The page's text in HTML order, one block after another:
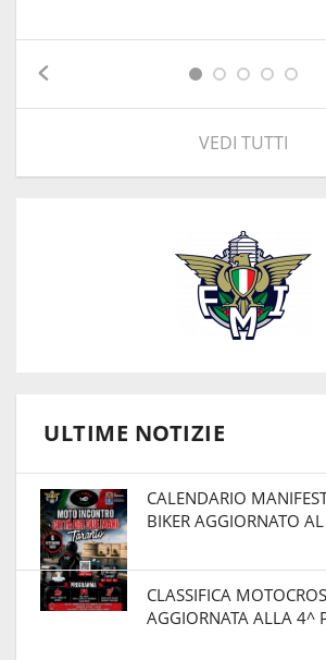
VEDI TUTTI
ULTIME NOTIZIE
CALENDARIO
BIKER AGGIORNATO
CLASSIFICA
AGGIORNATA ALLA 4^